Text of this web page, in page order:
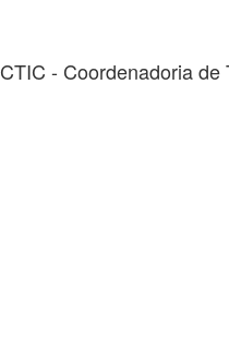
CTIC - Coordenadoria